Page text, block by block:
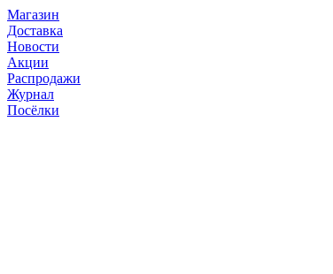
Магазин
Доставка
Новости
Акции
Распродажи
Журнал
Посёлки